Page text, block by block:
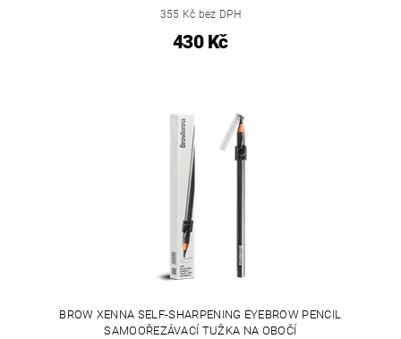
355 Kč bez DPH
430 Kč
BROW XENNA SELF-SHARPENING EYEBROW PENCIL
SAMOOŘEZÁVACÍ TUŽKA NA OBOČÍ